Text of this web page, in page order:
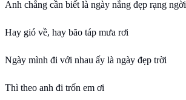
Anh chẳng cần biết là ngày nắng đẹp rạng ngời
Hay gió về, hay bão táp mưa rơi
Ngày mình đi với nhau ấy là ngày đẹp trời
Thì theo anh đi trốn em ơi